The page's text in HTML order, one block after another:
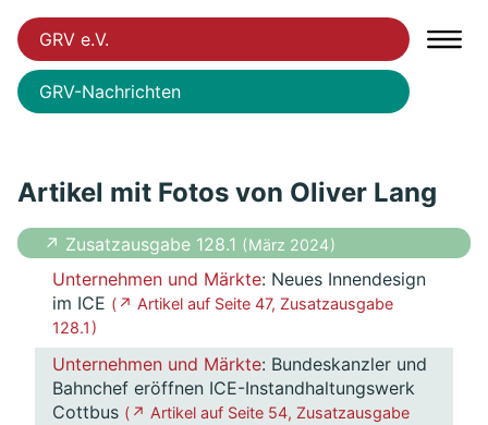
GRV e.V.
GRV-Nachrichten
Artikel mit Fotos von Oliver Lang
↗ Zusatzausgabe 128.1 ( März 2024 )
Unternehmen und Märkte: Neues Innendesign
im ICE ( ↗ Artikel auf Seite 47, Zusatzausgabe
128.1 )
Unternehmen und Märkte: Bundeskanzler und
Bahnchef eröffnen ICE-Instandhaltungswerk
Cottbus ( ↗ Artikel auf Seite 54, Zusatzausgabe